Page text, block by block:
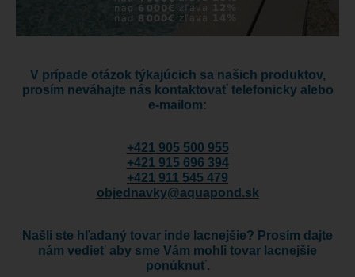
V prípade otázok týkajúcich sa našich produktov,
prosím neváhajte nás kontaktovať telefonicky alebo
e-mailom:
+421 905 500 955
+421 915 696 394
+421 911 545 479
objednavky@aquapond.sk
Našli ste hľadaný tovar inde lacnejšie? Prosím dajte
nám vedieť aby sme Vám mohli tovar lacnejšie
ponúknuť.